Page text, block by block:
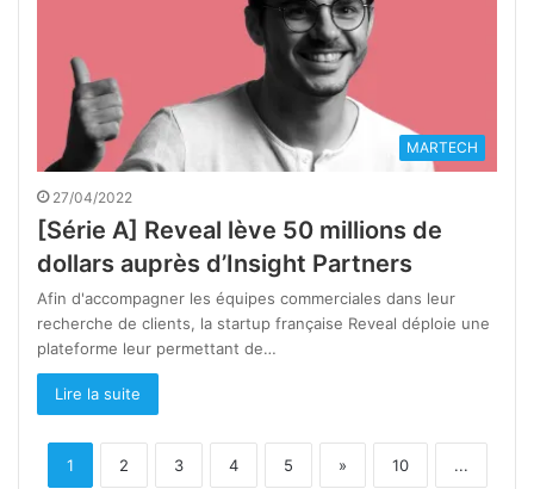
MARTECH
27/04/2022
[Série A] Reveal lève 50 millions de
dollars auprès d’Insight Partners
Afin d'accompagner les équipes commerciales dans leur
recherche de clients, la startup française Reveal déploie une
plateforme leur permettant de…
Lire la suite
1 2 3 4 5 » 10 ...